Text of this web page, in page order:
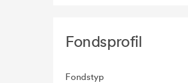
Fondsprofil
Fondstyp